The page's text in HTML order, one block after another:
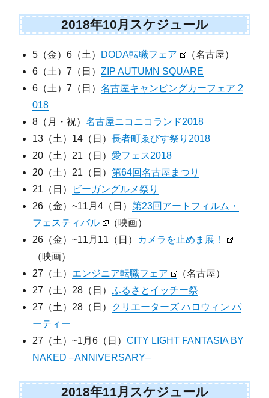
2018年10月スケジュール
5（金）6（土） DODA転職フェア
（名古屋）
6（土）7（日）ZIP AUTUMN SQUARE
6（土）7（日）名古屋キャンピングカーフェア 2
018
8（月・祝）名古屋ニコニコランド2018
13（土）14（日）長者町ゑびす祭り2018
20（土）21（日）愛フェス2018
20（土）21（日）第64回名古屋まつり
21（日）
ビーガングルメ祭り
26（金）~11月4（日）第23回アートフィルム・
フェスティバル
（映画）
26（金）~11月11（日） カメラを止めま展！
（映画）
27（土） エンジニア転職フェア
（名古屋）
27（土）28（日）ふるさとイッチー祭
27（土）28（日） クリエーターズ ハロウィン パ
ーティー
27（土）~1月6（日）CITY LIGHT FANTASIA BY
NAKED –ANNIVERSARY–
2018年11月スケジュール